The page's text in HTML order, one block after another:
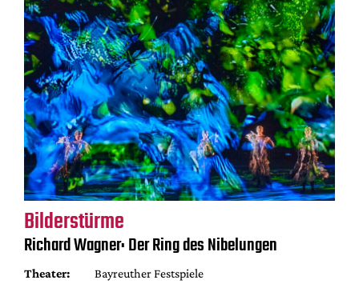
Bilderstürme
Richard Wagner: Der Ring des Nibelungen
Theater:
Bayreuther Festspiele